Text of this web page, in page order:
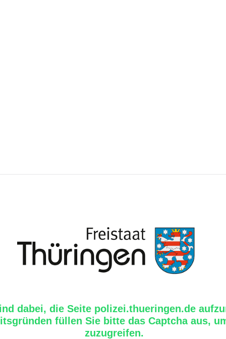
dabei, die Seite polizei.thueringen.de
füllen Sie bitte das Captcha aus,
zuzugreifen.